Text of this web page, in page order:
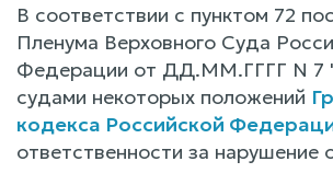
В соответствии с пунктом 72
Пленума Верховного Суда
Федерации от ДД.ММ.ГГГГ N 7
судами некоторых положений
кодекса Российской
ответственности за нарушение